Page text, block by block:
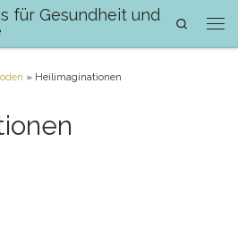
für Gesundheit und
Search
» Heilimaginationen